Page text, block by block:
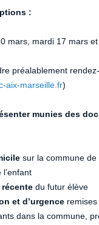
:
mars, mardi 17 mars
préalablement
aix-marseille.fr)
munies des
sur la commune
du futur élève
et d’urgenceremises
dans la commune,